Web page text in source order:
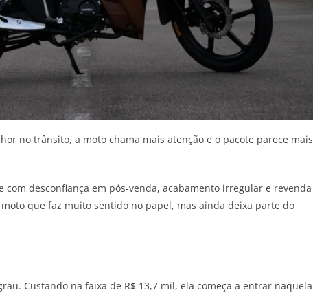
no trânsito, a moto chama mais atenção e o pacote parece mais
desconfiança em pós-venda, acabamento irregular e revenda
que faz muito sentido no papel, mas ainda deixa parte do
Custando na faixa de R$ 13,7 mil, ela começa a entrar naquela